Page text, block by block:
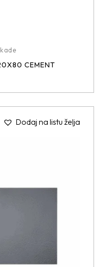
CEMENT
Dodaj na listu želja